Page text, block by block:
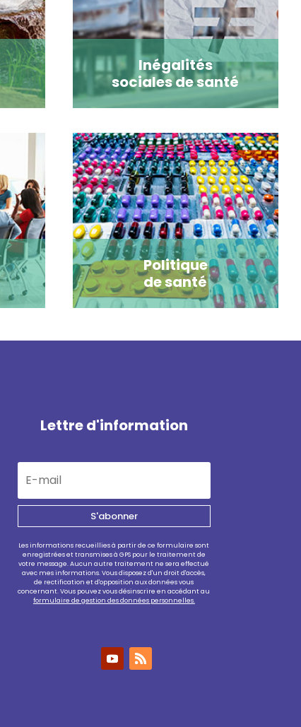
Inégalités
sociales de santé
Politique
de santé
Lettre d'information
S'abonner
Les informations recueillies à partir de ce formulaire sont
enregistrées et transmises à GPS pour le traitement de
votre message. Aucun autre traitement ne sera effectué
avec mes informations. Vous disposez d'un droit d'accès,
de rectification et d'opposition aux données vous
concernant. Vous pouvez vous désinscrire en accédant au
formulaire de gestion des données personnelles.